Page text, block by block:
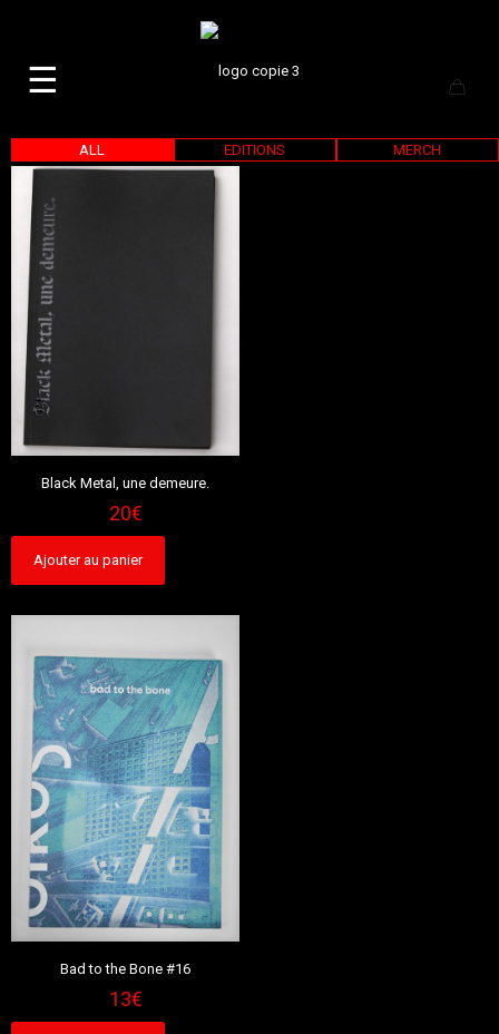
☰
ALL EDITIONS MERCH
Black Metal, une demeure.
20€
Ajouter au panier
Bad to the Bone #16
13€